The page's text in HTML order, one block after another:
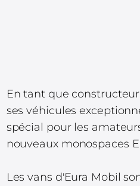
En tant que
ses véhicules
spécial pour les
nouveaux monospaces
Les vans d'Eura Mobil